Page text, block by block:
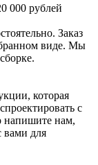
000 рублей
Заказ
виде. Мы
которая
с
напишите нам,
вами для